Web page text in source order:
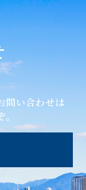
問い合わせは